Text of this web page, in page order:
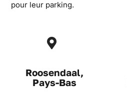
pour leur parking.
Roosendaal,
Pays-Bas